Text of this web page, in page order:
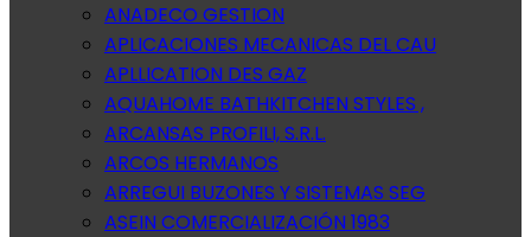
ANADECO GESTION
APLICACIONES MECANICAS DEL CAU
APLLICATION DES GAZ
AQUAHOME BATHKITCHEN STYLES ,
ARCANSAS PROFILI, S.R.L.
ARCOS HERMANOS
ARREGUI BUZONES Y SISTEMAS SEG
ASEIN COMERCIALIZACIÓN 1983